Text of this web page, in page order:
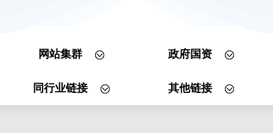
网站集群 政府国资
同行业链接 其他链接